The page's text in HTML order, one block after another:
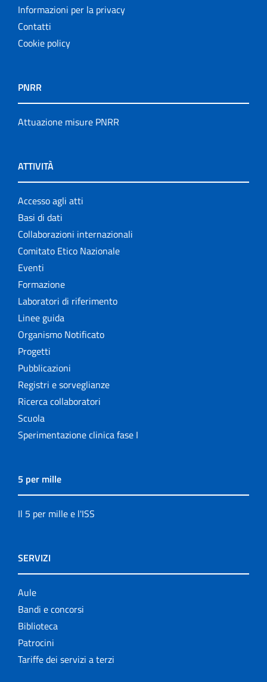
Informazioni per la privacy
Contatti
Cookie policy
PNRR
Attuazione misure PNRR
ATTIVITÀ
Accesso agli atti
Basi di dati
Collaborazioni internazionali
Comitato Etico Nazionale
Eventi
Formazione
Laboratori di riferimento
Linee guida
Organismo Notificato
Progetti
Pubblicazioni
Registri e sorveglianze
Ricerca collaboratori
Scuola
Sperimentazione clinica fase I
5 per mille
Il 5 per mille e l'ISS
SERVIZI
Aule
Bandi e concorsi
Biblioteca
Patrocini
Tariffe dei servizi a terzi